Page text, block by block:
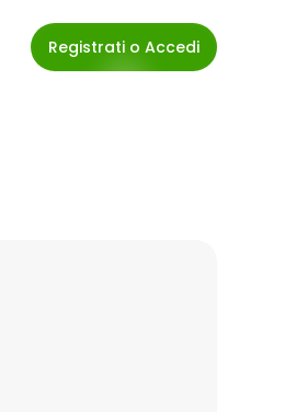
Registrati o Accedi